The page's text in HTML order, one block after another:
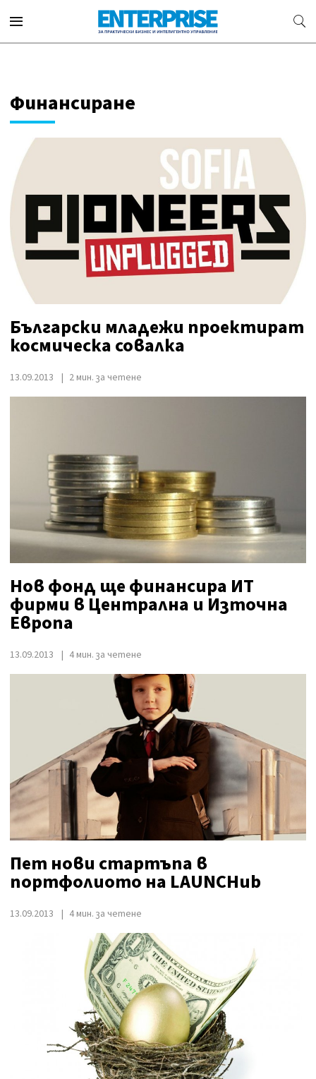
Финансиране
Български младежи проектират
космическа совалка
13.09.2013 2 мин. за четене
Нов фонд ще финансира ИТ
фирми в Централна и Източна
Европа
13.09.2013 4 мин. за четене
Пет нови стартъпа в
портфолиото на LAUNCHub
13.09.2013 4 мин. за четене